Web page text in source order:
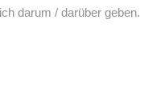
darum / darüber geben.